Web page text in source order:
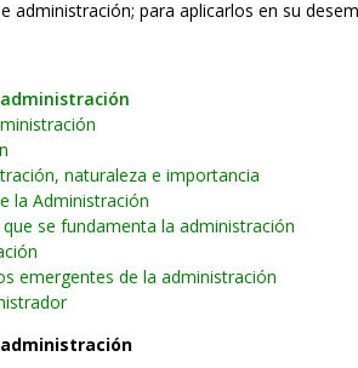
administración; para aplicarlos en su
naturaleza e importancia
la Administración
se fundamenta la administración
emergentes de la administración